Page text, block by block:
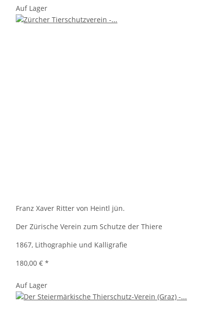
Auf Lager
Franz Xaver Ritter von Heintl jün.
Der Zürische Verein zum Schutze der Thiere
1867, Lithographie und Kalligrafie
180,00 € *
Auf Lager